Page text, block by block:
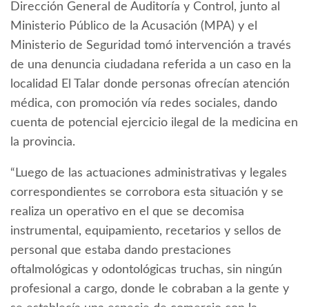
Dirección General de Auditoría y Control, junto al
Ministerio Público de la Acusación (MPA) y el
Ministerio de Seguridad tomó intervención a través
de una denuncia ciudadana referida a un caso en la
localidad El Talar donde personas ofrecían atención
médica, con promoción vía redes sociales, dando
cuenta de potencial ejercicio ilegal de la medicina en
la provincia.
“Luego de las actuaciones administrativas y legales
correspondientes se corrobora esta situación y se
realiza un operativo en el que se decomisa
instrumental, equipamiento, recetarios y sellos de
personal que estaba dando prestaciones
oftalmológicas y odontológicas truchas, sin ningún
profesional a cargo, donde le cobraban a la gente y